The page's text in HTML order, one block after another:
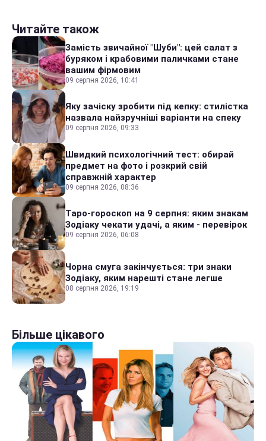
Читайте також
Замість звичайної "Шуби": цей салат з
буряком і крабовими паличками стане
вашим фірмовим
09 серпня 2026, 10:41
Яку зачіску зробити під кепку: стилістка
назвала найзручніші варіанти на спеку
09 серпня 2026, 09:33
Швидкий психологічний тест: обирай
предмет на фото і розкрий свій
справжній характер
09 серпня 2026, 08:36
Таро-гороскоп на 9 серпня: яким знакам
Зодіаку чекати удачі, а яким - перевірок
09 серпня 2026, 06:08
Чорна смуга закінчується: три знаки
Зодіаку, яким нарешті стане легше
08 серпня 2026, 19:19
Більше цікавого